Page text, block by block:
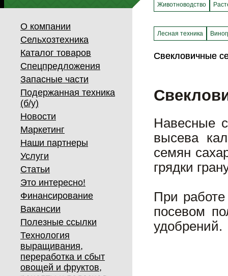
О компании
Сельхозтехника
Каталог товаров
Спецпредложения
Запасные части
Подержанная техника
(б/у)
Новости
Маркетинг
Наши партнеры
Услуги
Статьи
Это интересно!
Финансирование
Вакансии
Полезные ссылки
Технология
выращивания,
переработка и сбыт
овощей и фруктов,
Животноводство
Лесная техника
Свекловичные
Свекловичные
Навесные
высева
семян
грядки
При
посевом
удобрений.